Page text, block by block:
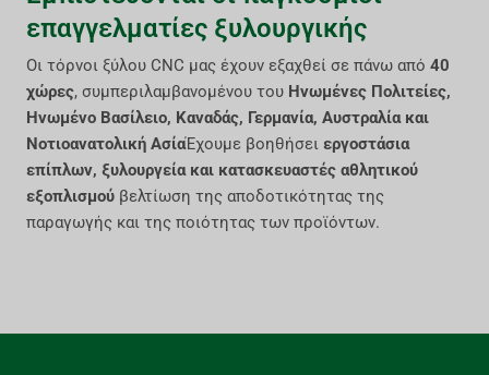
επαγγελματίες ξυλουργικής
Οι τόρνοι ξύλου CNC μας έχουν εξαχθεί σε πάνω από 40
χώρες, συμπεριλαμβανομένου του Ηνωμένες Πολιτείες,
Ηνωμένο Βασίλειο, Καναδάς, Γερμανία, Αυστραλία και
Νοτιοανατολική ΑσίαΈχουμε βοηθήσει εργοστάσια
επίπλων, ξυλουργεία και κατασκευαστές αθλητικού
εξοπλισμού βελτίωση της αποδοτικότητας της
παραγωγής και της ποιότητας των προϊόντων.